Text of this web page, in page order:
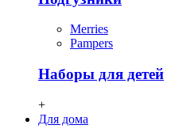
Merries
Pampers
Наборы для детей
+
Для дома